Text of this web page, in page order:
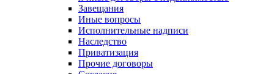
Завещания
Иные вопросы
Исполнительные надписи
Наследство
Приватизация
Прочие договоры